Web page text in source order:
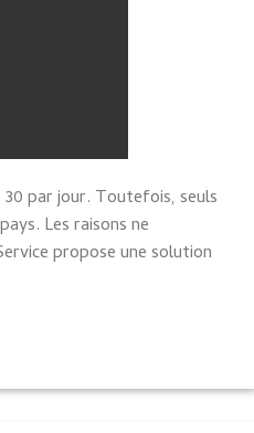
par jour. Toutefois, seuls
Les raisons ne
propose une solution